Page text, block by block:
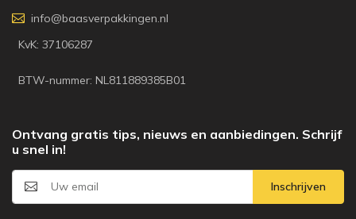
info@baasverpakkingen.nl
KvK: 37106287
BTW-nummer: NL811889385B01
Ontvang gratis tips, nieuws en aanbiedingen. Schrijf
u snel in!
Inschrijven